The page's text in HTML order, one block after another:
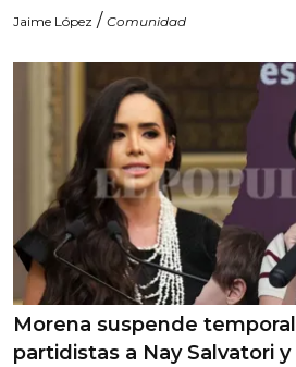
Jaime López / Comunidad
Morena suspende
partidistas a Nay Salvatori